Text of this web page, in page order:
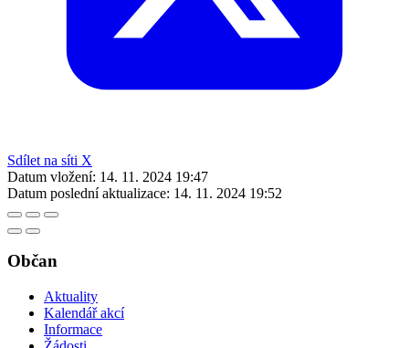
Sdílet na síti X
Datum vložení: 14. 11. 2024 19:47
Datum poslední aktualizace: 14. 11. 2024 19:52
Občan
Aktuality
Kalendář akcí
Informace